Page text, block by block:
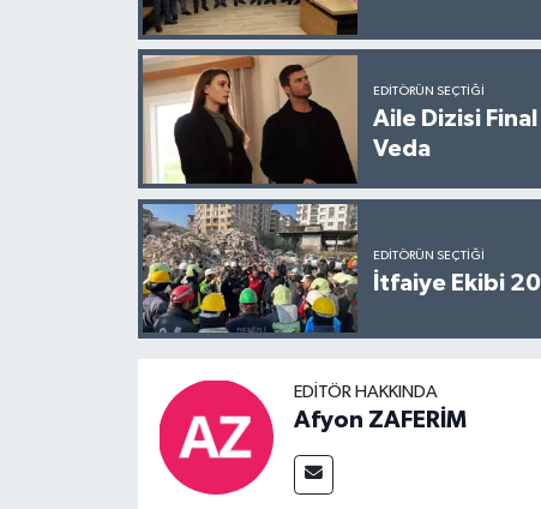
EDITÖRÜN SEÇTIĞI
Aile Dizisi
Veda
EDITÖRÜN SEÇTIĞI
İtfaiye Ekibi
EDITÖR HAKKINDA
Afyon ZAFERİM